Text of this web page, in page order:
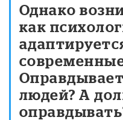
Однако
как
людей? А